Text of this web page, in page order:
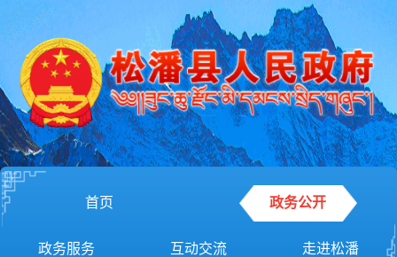
首页 政务公开
政务服务 互动交流 走进松潘